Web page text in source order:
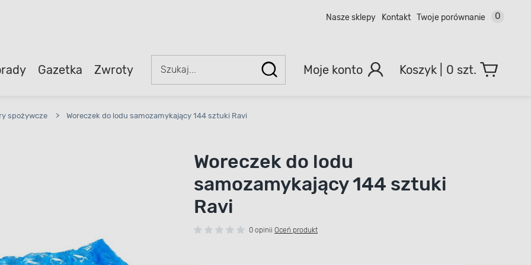
Nasze sklepy Kontakt Twoje porównanie 0
Gazetka Zwroty Moje konto 0 szt.
spożywcze > Woreczek do lodu samozamykający 144 sztuki Ravi
Woreczek do lodu
samozamykający 144 sztuki
Ravi
0 opinii Oceń produkt